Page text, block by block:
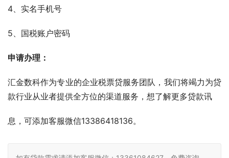
4、实名手机号
5、国税账户密码
申请办理：
汇金数科作为专业的企业税票贷服务团队，我们将竭力为贷
款行业从业者提供全方位的渠道服务，想了解更多贷款讯
息，可添加客服微信13386418136。